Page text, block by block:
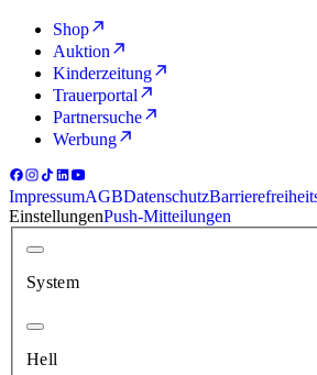
Shop
Auktion
Kinderzeitung
Trauerportal
Partnersuche
Werbung
ImpressumAGBDatenschutz
EinstellungenPush-Mitteilungen
System
Hell